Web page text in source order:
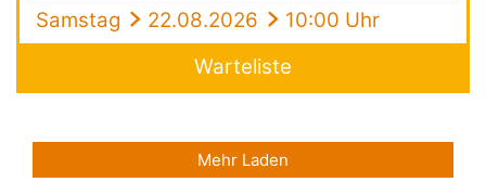
Samstag 22.08.2026
10:00 Uhr
Warteliste
Mehr Laden